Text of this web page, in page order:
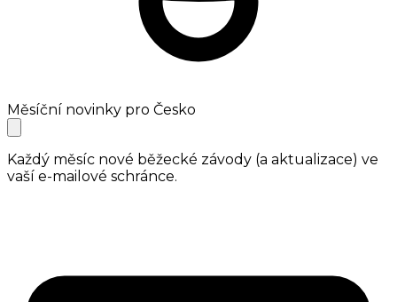
Měsíční novinky pro Česko
Každý měsíc nové běžecké závody (a aktualizace) ve
vaší e-mailové schránce.